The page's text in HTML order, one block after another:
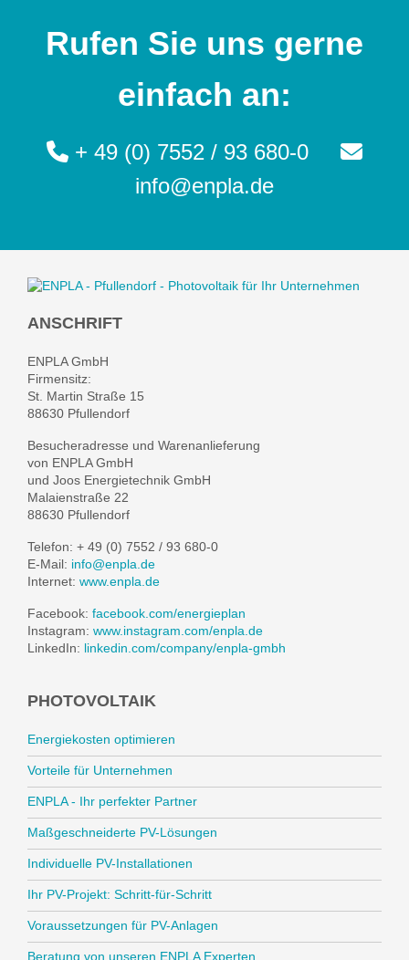
Rufen Sie uns gerne
einfach an:
+ 49 (0) 7552 / 93 680-0
info@enpla.de
ANSCHRIFT
ENPLA GmbH
Firmensitz:
St. Martin Straße 15
88630 Pfullendorf
Besucheradresse und Warenanlieferung
von ENPLA GmbH
und Joos Energietechnik GmbH
Malaienstraße 22
88630 Pfullendorf
Telefon: + 49 (0) 7552 / 93 680-0
E-Mail: info@enpla.de
Internet: www.enpla.de
Facebook: facebook.com/energieplan
Instagram: www.instagram.com/enpla.de
LinkedIn: linkedin.com/company/enpla-gmbh
PHOTOVOLTAIK
Energiekosten optimieren
Vorteile für Unternehmen
ENPLA - Ihr perfekter Partner
Maßgeschneiderte PV-Lösungen
Individuelle PV-Installationen
Ihr PV-Projekt: Schritt-für-Schritt
Voraussetzungen für PV-Anlagen
Beratung von unseren ENPLA Experten